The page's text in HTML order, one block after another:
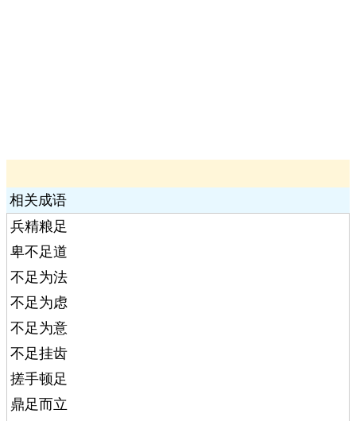
相关成语
兵精粮足
卑不足道
不足为法
不足为虑
不足为意
不足挂齿
搓手顿足
鼎足而立